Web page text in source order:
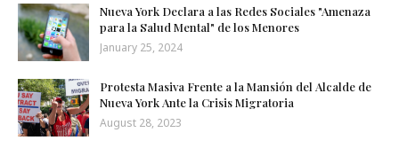
Nueva York Declara a las Redes Sociales "Amenaza
para la Salud Mental" de los Menores
January 25, 2024
Protesta Masiva Frente a la Mansión del Alcalde de
Nueva York Ante la Crisis Migratoria
August 28, 2023